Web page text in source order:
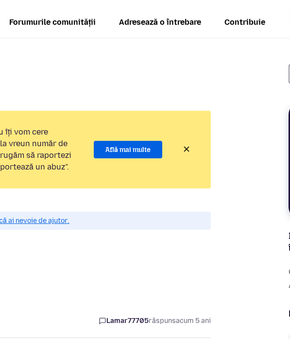
Forumurile comunității Adresează o întrebare Contribuie
îți vom cere
vreun număr de
să raportezi
un abuz”.
Află mai multe
ai nevoie de ajutor.
Lamar77705răspunsacum 5 ani